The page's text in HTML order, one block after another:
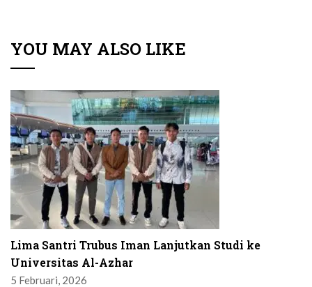
YOU MAY ALSO LIKE
Lima Santri Trubus Iman Lanjutkan Studi ke
Universitas Al-Azhar
5 Februari, 2026